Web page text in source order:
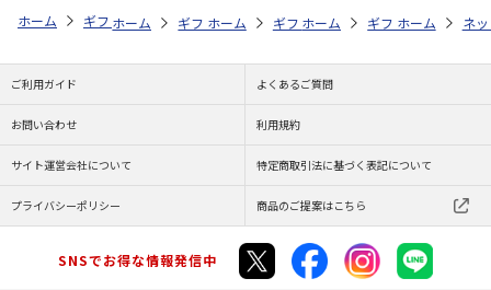
ホーム ギフトストア お中元・夏ギフト特集 2026 うなぎ・魚・海鮮
ホーム ギフトストア お中元・夏ギフト特集 2026
ホーム ギフトストア お中元・夏ギフト
ホーム ギフトストア お
ホーム ネ
ご利用ガイド よくあるご質問
お問い合わせ 利用規約
サイト運営会社について 特定商取引法に基づく表記について
プライバシーポリシー 商品のご提案はこちら
SNSでお得な情報発信中